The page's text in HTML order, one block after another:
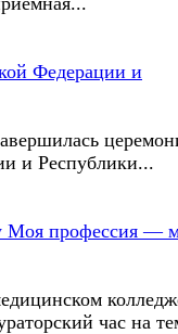
Федерации и
и Республики...
Моя профессия —
час на